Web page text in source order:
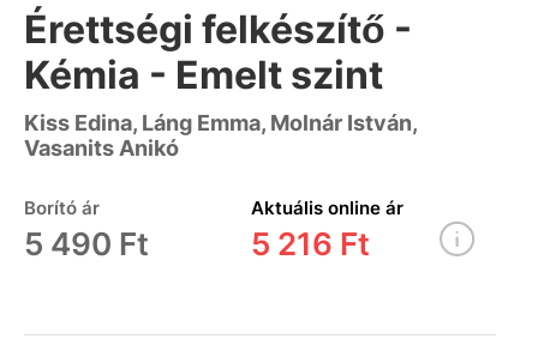
Érettségi felkészítő -
Kémia - Emelt szint
Kiss Edina, Láng Emma, Molnár István,
Vasanits Anikó
Borító ár
5 490 Ft
Aktuális online ár
5 216 Ft